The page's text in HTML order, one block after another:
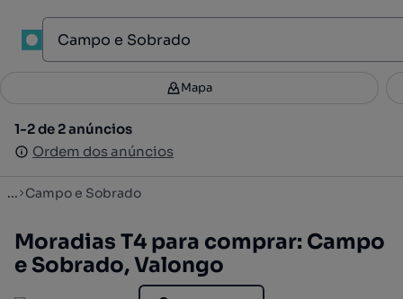
Filtros 3
1-2 de 2 anúncios
Ordem dos anúncios
Mapa
1-2 de 2 anúncios
Ordem dos anúncios
... Campo e Sobrado
Moradias T4 para comprar: Campo
e Sobrado, Valongo